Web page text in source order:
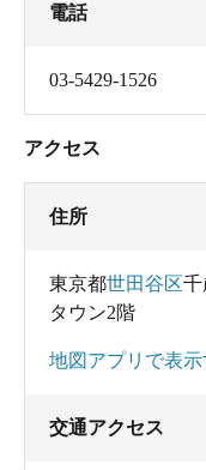
電話
03-5429-1526
アクセス
住所
東京都世田谷区千
タウン2階
地図アプリで表示
交通アクセス